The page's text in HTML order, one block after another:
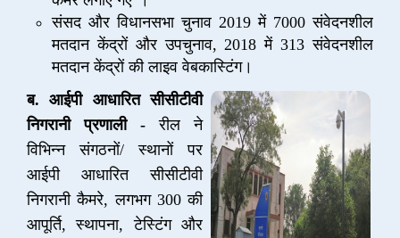
संसद और विधानसभा चुनाव 2019 में 7000 संवेदनशील
मतदान केंद्रों और उपचुनाव, 2018 में 313 संवेदनशील
मतदान केंद्रों की लाइव वेबकास्टिंग।
ब. आईपी आधारित सीसीटीवी
निगरानी प्रणाली - रील ने
विभिन्न संगठनों/ स्थानों पर
आईपी आधारित सीसीटीवी
निगरानी कैमरे, लगभग 300 की
आपूर्ति, स्थापना, टेस्टिंग और